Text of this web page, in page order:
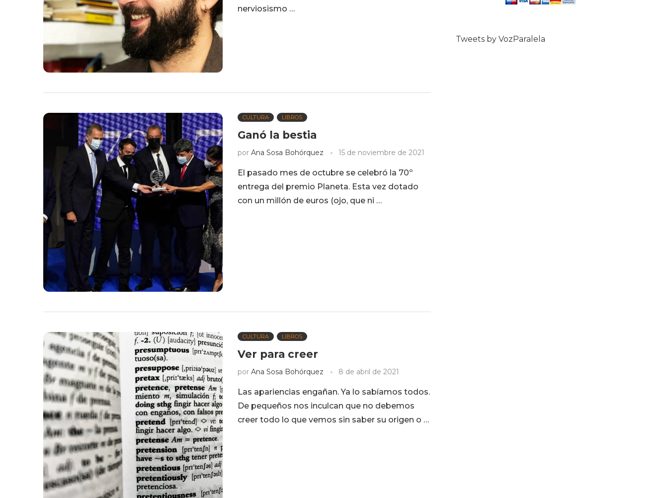
nerviosismo …
CULTURA LIBROS
Ganó la bestia
por Ana Sosa Bohórquez 15 de noviembre de 2021
El pasado mes de octubre se celebró la 70º
entrega del premio Planeta. Esta vez dotado
con un millón de euros (ojo, que ni …
CULTURA LIBROS
Ver para creer
por Ana Sosa Bohórquez 8 de abril de 2021
Las apariencias engañan. Ya lo sabíamos todos.
De pequeños nos inculcan que no debemos
creer todo lo que vemos sin saber su origen o …
Tweets by VozParalela